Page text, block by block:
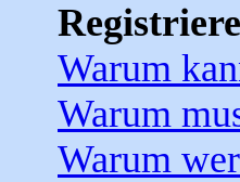
Warum
Warum
Warum